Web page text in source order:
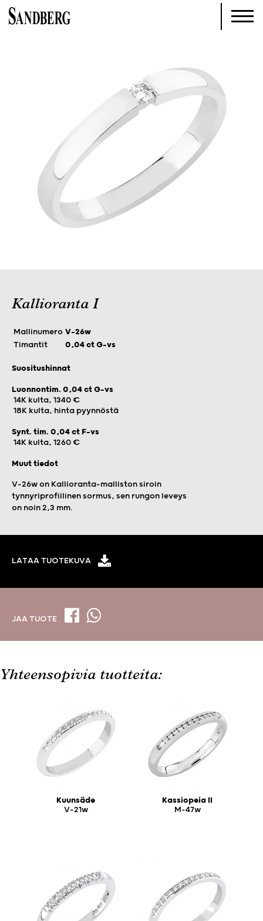
Kallioranta I
Mallinumero V-26w
Timantit
0,04 ct G-vs
Suositushinnat
Luonnontim. 0,04 ct G-vs
14K kulta, 1340 €
18K kulta, hinta pyynnöstä
Synt. tim. 0,04 ct F-vs
14K kulta, 1260 €
Muut tiedot
V-26w on Kallioranta-malliston siroin
tynnyriprofiilinen sormus, sen rungon leveys
on noin 2,3 mm.
LATAA TUOTEKUVA
JAA TUOTE
Yhteensopivia tuotteita:
Kuunsäde
V-21w
Kassiopeia II
M-47w